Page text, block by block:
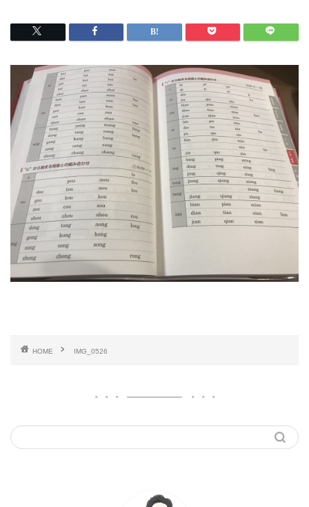
HOME IMG_0526